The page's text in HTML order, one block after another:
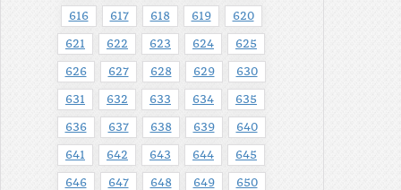
616 617 618 619 620
621 622 623 624 625
626 627 628 629 630
631 632 633 634 635
636 637 638 639 640
641 642 643 644 645
646 647 648 649 650